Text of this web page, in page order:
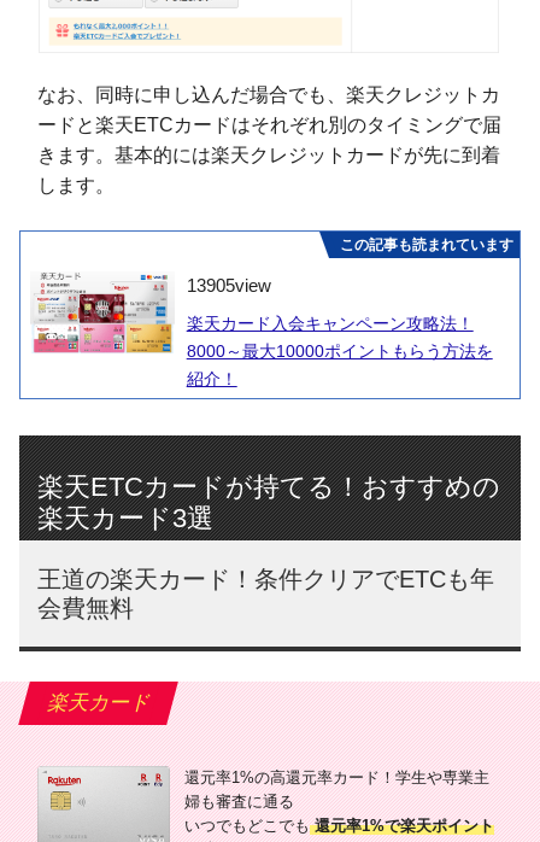
なお、同時に申し込んだ場合でも、楽天クレジットカ
ードと楽天ETCカードはそれぞれ別のタイミングで届
きます。基本的には楽天クレジットカードが先に到着
します。
この記事も読まれています
13905view
楽天カード入会キャンペーン攻略法！
8000～最大10000ポイントもらう方法を
紹介！
楽天ETCカードが持てる！おすすめの
楽天カード3選
王道の楽天カード！条件クリアでETCも年
会費無料
楽天カード
還元率1%の高還元率カード！学生や専業主
婦も審査に通る
いつでもどこでも 還元率1%で楽天ポイント